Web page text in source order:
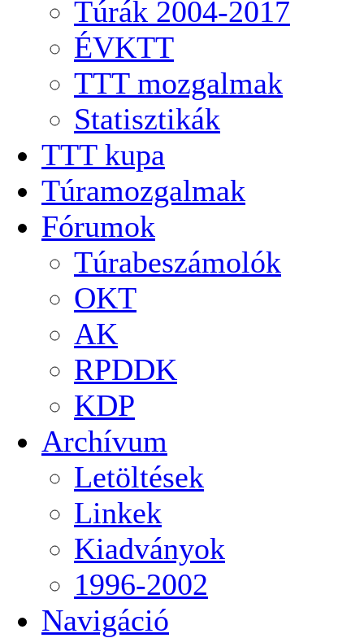
Túrák 2004-2017
ÉVKTT
TTT mozgalmak
Statisztikák
TTT kupa
Túramozgalmak
Fórumok
Túrabeszámolók
OKT
AK
RPDDK
KDP
Archívum
Letöltések
Linkek
Kiadványok
1996-2002
Navigáció